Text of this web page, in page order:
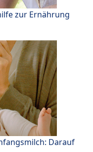
zur Ernährung
Darauf